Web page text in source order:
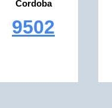
Cordoba
9502